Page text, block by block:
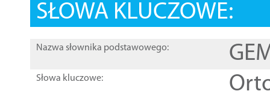
SŁOWA KLUCZOWE:
Nazwa słownika podstawowego:
Słowa kluczowe: